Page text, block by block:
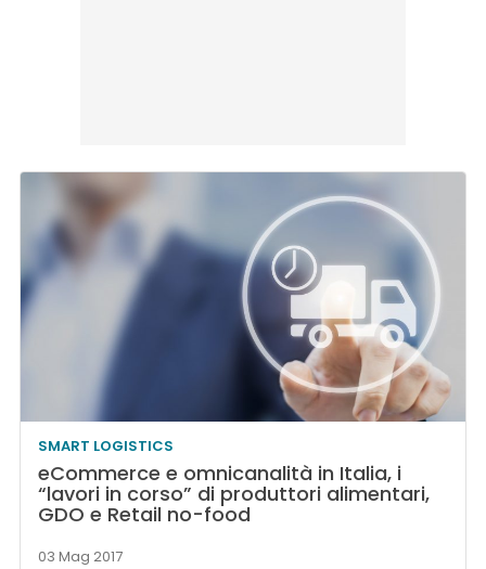
SMART LOGISTICS
eCommerce e omnicanalità in Italia, i
“lavori in corso” di produttori alimentari,
GDO e Retail no-food
03 Mag 2017